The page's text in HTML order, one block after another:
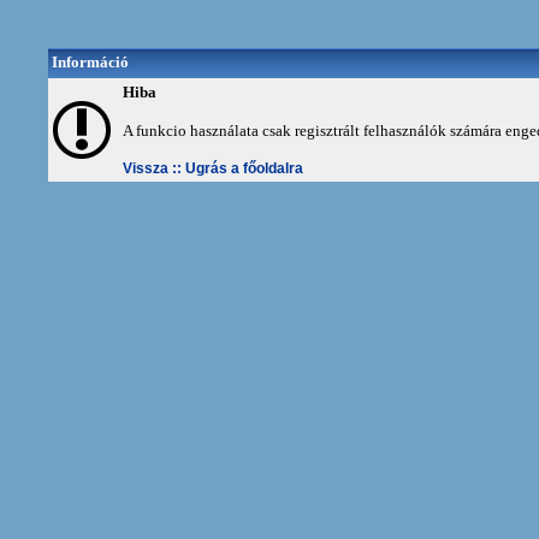
Információ
Hiba
A funkcio használata csak regisztrált felhasználók számára
Vissza :: Ugrás a főoldalra